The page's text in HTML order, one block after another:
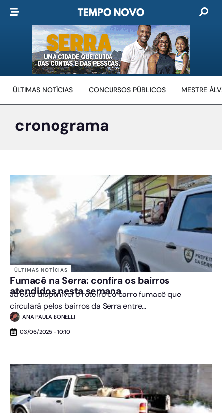
ÚLTIMAS NOTÍCIAS CONCURSOS PÚBLICOS MESTRE
cronograma
ÚLTIMAS NOTÍCIAS
Fumacê na Serra: confira os bairros
atendidos nesta semana
Já está disponível o roteiro do carro fumacê que
circulará pelos bairros da Serra entre...
ANA PAULA BONELLI
03/06/2025 - 10:10